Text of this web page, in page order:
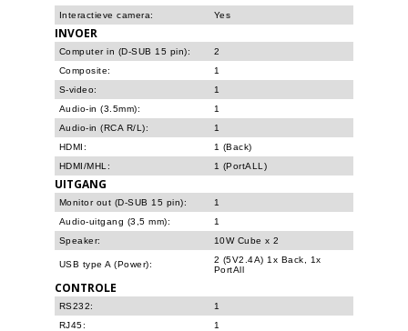
Interactieve camera:
Yes
INVOER
Computer in (D-SUB 15 pin):
2
Composite:
1
S-video:
1
Audio-in (3.5mm):
1
Audio-in (RCA R/L):
1
HDMI:
1 (Back)
HDMI/MHL:
1 (PortALL)
UITGANG
Monitor out (D-SUB 15 pin):
1
Audio-uitgang (3,5 mm):
1
Speaker:
10W Cube x 2
USB type A (Power):
2 (5V2.4A) 1x Back, 1x
PortAll
CONTROLE
RS232:
1
RJ45:
1